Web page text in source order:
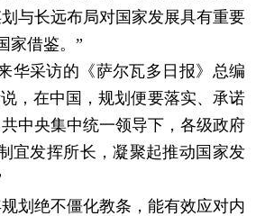
与长远布局对国家发展具有重要
家借鉴。”
华采访的《萨尔瓦多日报》总编
，在中国，规划便要落实、承诺
中央集中统一领导下，各级政府
宜发挥所长，凝聚起推动国家发
划绝不僵化教条，能有效应对内